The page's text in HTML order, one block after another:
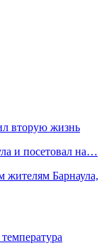
вторую жизнь
и посетовал на…
жителям Барнаула,